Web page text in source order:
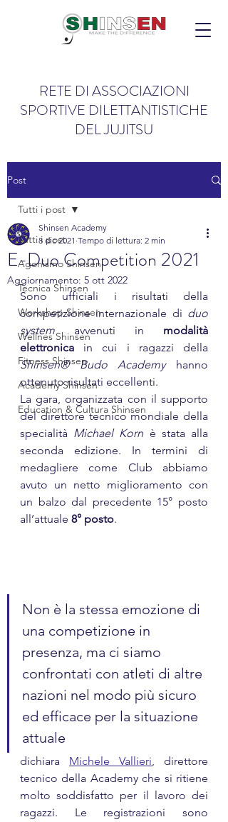
RETE DI ASSOCIAZIONI
SPORTIVE DILETTANTISTICHE
DEL JUJITSU
Post
Tutti i post
Agonismo Shinsen
Tecnica Shinsen
Workshop Shinsen
Wellnes Shinsen
Fitness Shinsen
Academy Shinsen
Education & Cultura Shinsen
Tutti i post
E-Duo Competition 2021
Shinsen Academy
8 dic 2021 Tempo di lettura: 2 min
Aggiornamento: 5 ott 2022
Sono ufficiali i risultati della
competizione internazionale di duo
system avvenuti in modalità
elettronica
Shinsen® Budo Academy hanno
ottenuto risultati eccellenti.
La gara, organizzata con il supporto
del direttore tecnico mondiale della
specialità Michael Korn è stata alla
seconda edizione. In termini di
medagliere come Club abbiamo
avuto un netto miglioramento con
un balzo dal precedente 15° posto
all’attuale 8° posto.
Non è la stessa emozione di
una competizione in
presenza, ma ci siamo
confrontati con atleti di altre
nazioni nel modo più sicuro
ed efficace per la situazione
attuale
dichiara Michele Vallieri, direttore
tecnico della Academy che si ritiene
molto soddisfatto per il lavoro dei
ragazzi. Le registrazioni sono